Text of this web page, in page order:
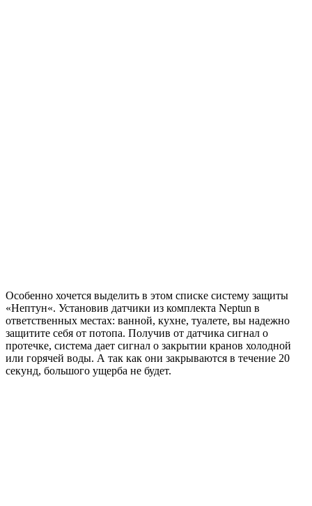
Особенно хочется выделить в этом списке систему защиты
«Нептун«. Установив датчики из комплекта Neptun в
ответственных местах: ванной, кухне, туалете, вы надежно
защитите себя от потопа. Получив от датчика сигнал о
протечке, система дает сигнал о закрытии кранов холодной
или горячей воды. А так как они закрываются в течение 20
секунд, большого ущерба не будет.